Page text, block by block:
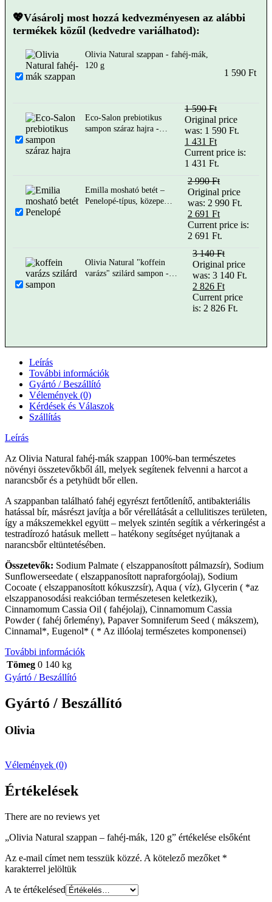
💖Vásárolj most hozzá kedvezményesen az alábbi
termékek közűl (kedvedre variálhatod):
Olivia Natural szappan - fahéj-mák,
120 g
1 590 Ft
Eco-Salon prebiotikus
sampon száraz hajra -
1 590Ft
Original price
was: 1 590 Ft.
1 431Ft
Current price is:
1 431 Ft.
Emilla mosható betét –
Penelopé-típus, közepesen
2 990Ft
Original price
was: 2 990 Ft.
2 691 Ft
Current price is:
2 691 Ft.
Olivia Natural "koffein
varázs" szilárd sampon -
3 140Ft
Original price
was: 3 140 Ft.
2 826Ft
Current price
is: 2 826 Ft.
Leírás
További információk
Gyártó / Beszállító
Vélemények (0)
Kérdések és Válaszok
Szállítás
Leírás
Az Olivia Natural fahéj-mák szappan 100%-ban természetes
növényi összetevőkből áll, melyek segítenek felvenni a harcot a
narancsbőr és a petyhüdt bőr ellen.
A szappanban található fahéj egyrészt fertőtlenítő, antibakteriális
hatással bír, másrészt javítja a bőr vérellátását a cellulitiszes területen,
így a mákszemekkel együtt – melyek szintén segítik a vérkeringést a
testradírozó hatásuk mellett – hatékony segítséget nyújtanak a
narancsbőr eltüntetésében.
Összetevők: Sodium Palmate ( elszappanosított pálmazsír), Sodium
Sunflowerseedate ( elszappanosított napraforgóolaj), Sodium
Cocoate ( elszappanosított kókuszzsír), Aqua ( víz), Glycerin ( *az
elszappanosodási reakcióban természetesen keletkezik),
Cinnamomum Cassia Oil ( fahéjolaj), Cinnamomum Cassia
Powder( fahéj őrlemény), Papaver Somniferum Seed ( mákszem),
Cinnamal*, Eugenol* ( * Az illóolaj természetes komponensei)
További információk
Tömeg 0 140 kg
Gyártó / Beszállító
Gyártó / Beszállító
Olivia
Vélemények (0)
Értékelések
There are no reviews yet
„Olivia Natural szappan – fahéj-mák, 120 g” értékelése elsőként
Az e-mail címet nem tesszük közzé. A kötelező mezőket *
karakterrel jelöltük
A te értékelésed